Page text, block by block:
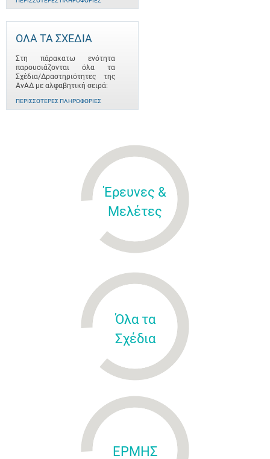
ΟΛΑ ΤΑ ΣΧΕΔΙΑ
Στη πάρακατω ενότητα
παρουσιάζονται όλα τα
Σχέδια/Δραστηριότητες της
ΑνΑΔ με αλφαβητική σειρά:
ΠΕΡΙΣΣΌΤΕΡΕΣ ΠΛΗΡΟΦΟΡΊΕΣ
Έρευνες &
Μελέτες
Όλα τα
Σχέδια
ΕΡΜΗΣ